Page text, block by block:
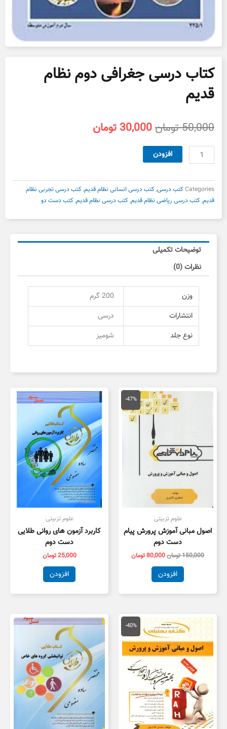
کتاب درسی جغرافی دوم نظام
قدیم
50,000تومانقیمت
بود.
30,000 تومان
کتاب
درسی
دوم
نظام
قدیم
عدد
افزودن
Categoriesکتب درسی,کتب درسی انسانی نظام قدیم,کتب درسی تجربی نظام
قدیم,کتب درسی ریاضی نظام قدیم,کتب درسی نظام قدیم,کتب دست دو
توضیحات تکمیلی
نظرات (0)
وزن
200 گرم
انتشارات
درسی
نوع جلد
شومیز
-47%
علوم تزبیتی
اصول مبانی آموزش پرورش پیام
دست دوم
150,000تومان
قیمت
اصلی
150,000 تومان
بود.
80,000تومان
قیمت
فعلی
80,000 تومان
است.
افزودن
علوم تزبیتی
کاربرد آزمون های روانی طلایی
دست دوم
25,000تومان
افزودن
-40%
قیمت
اصلی
134,000 تومان
بود.
قیمت
فعلی
است.